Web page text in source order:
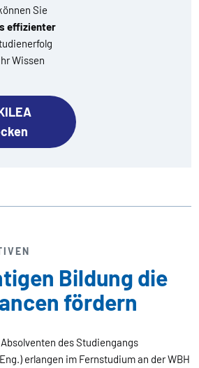
Sie
effizienter
Wissen
Bildung die
fördern
des Studiengangs
erlangen im Fernstudium an der WBH